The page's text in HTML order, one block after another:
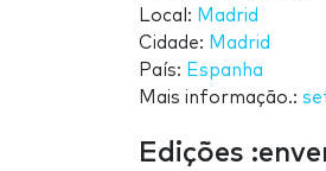
Local: Madrid
Cidade: Madrid
País: Espanha
Mais informação.:
Edições